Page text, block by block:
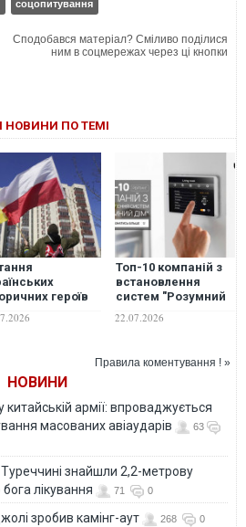
соцопитування
Сподобався матеріал? Сміливо поділися
ним в соцмережах через ці кнопки
НОВИНИ ПО ТЕМІ
героїв
результати
Топ-10 компаній з
встановлення
систем "Розумний
22.07.2026
Правила коментування ! »
НОВИНИ
китайській армії: впроваджується
масованих авіаударів
63
Туреччині знайшли 2,2-метрову
лікування
71 0
зробив камінг-аут 268 0